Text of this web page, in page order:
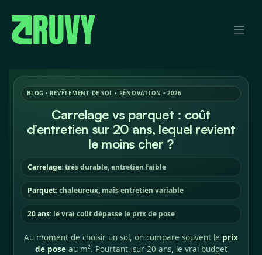
BLOG • REVÊTEMENT DE SOL • RÉNOVATION • 2026
Carrelage vs parquet : coût
d’entretien sur 20 ans, lequel revient
le moins cher ?
Carrelage: très durable, entretien faible
Parquet: chaleureux, mais entretien variable
20 ans: le vrai coût dépasse le prix de pose
Au moment de choisir un sol, on compare souvent le prix
de poseau m². Pourtant, sur 20 ans, le vrai budget